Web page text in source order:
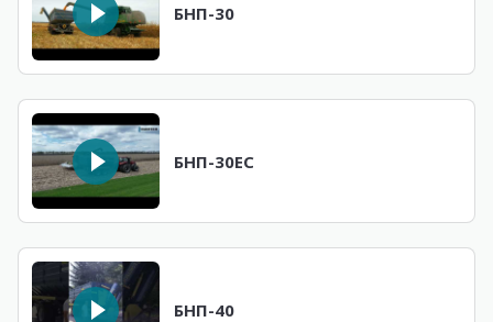
БНП-30
БНП-30ЕС
БНП-40